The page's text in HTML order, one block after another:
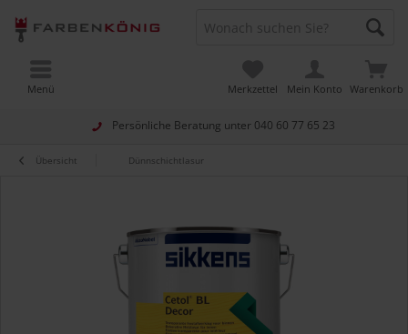
Persönliche Beratung unter 040 60 77 65 23
Warenkorb
Merkzettel Mein Konto
Menü
Übersicht Dünnschichtlasur